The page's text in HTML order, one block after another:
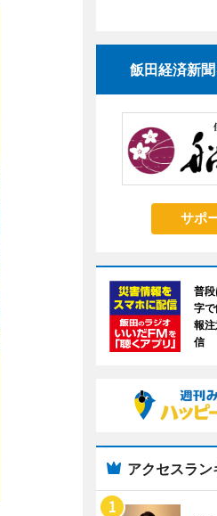
飯田経済新
サポ
普
字
報
信
アクセスラン